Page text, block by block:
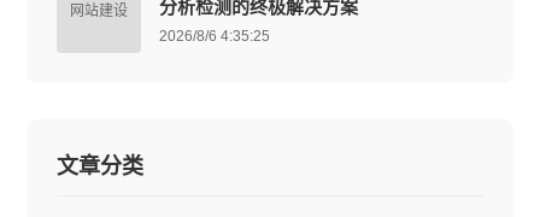
网站建设
分析检测的终极解决方案
2026/8/6 4:35:25
文章分类